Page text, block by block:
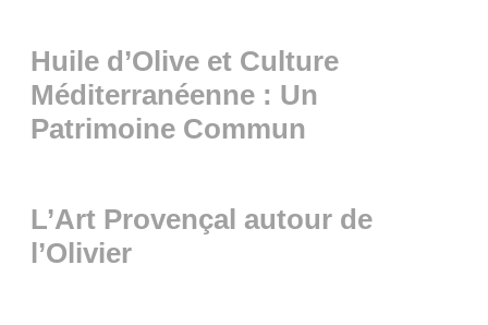
Huile d’Olive et Culture
Méditerranéenne : Un
Patrimoine Commun
L’Art Provençal autour de
l’Olivier